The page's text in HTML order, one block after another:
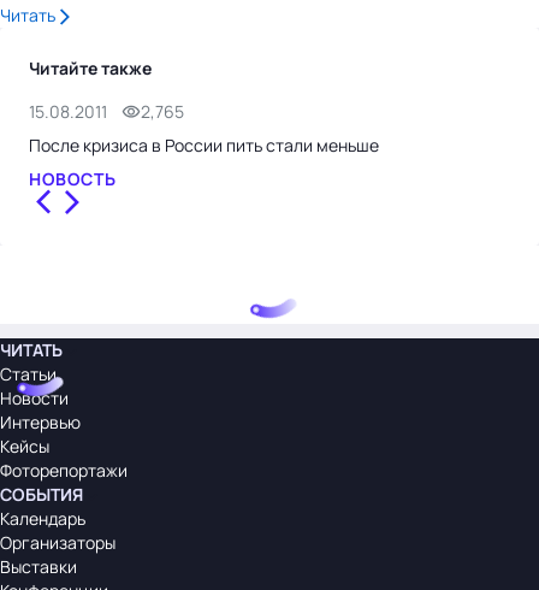
Читать
Читайте также
15.08.2011
2,765
После кризиса в России пить стали меньше
НОВОСТЬ
ЧИТАТЬ
Статьи
Новости
Интервью
Кейсы
Фоторепортажи
СОБЫТИЯ
Календарь
Организаторы
Выставки